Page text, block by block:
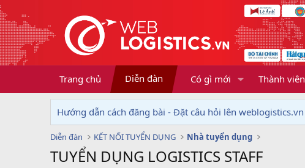
Trang chủ Diễn đàn Có gì mới Thành viên
Hướng dẫn cách đăng bài - Đặt câu hỏi lên weblogistics.vn
Diễn đàn KẾT NỐI TUYỂN DỤNG Nhà tuyển dụng
TUYỂN DỤNG LOGISTICS STAFF